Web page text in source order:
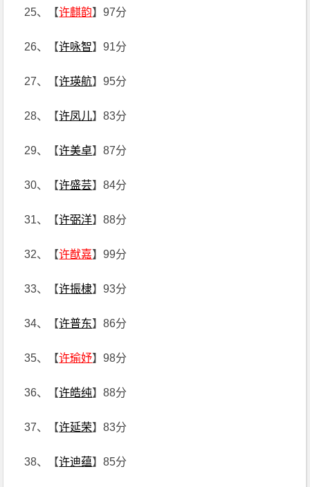
25、【许麒韵】97分
26、【许咏智】91分
27、【许瑛航】95分
28、【许凤儿】83分
29、【许美卓】87分
30、【许盛芸】84分
31、【许弼洋】88分
32、【许猷嘉】99分
33、【许振棣】93分
34、【许普东】86分
35、【许瑜妤】98分
36、【许皓纯】88分
37、【许延荣】83分
38、【许迪蕴】85分